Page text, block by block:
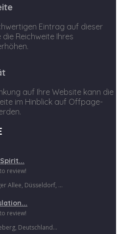
Eintrag auf dieser
die Reichweite Ihres
auf Ihre Website kann die
im Hinblick auf Offpage-
review!
Allee, Düsseldorf, ...
review!
Deutschland...